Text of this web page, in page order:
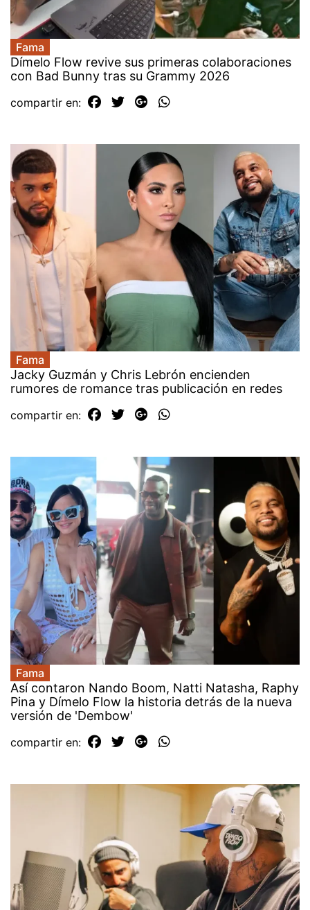
Fama
Dímelo Flow revive sus primeras colaboraciones
con Bad Bunny tras su Grammy 2026
compartir en:
Fama
Jacky Guzmán y Chris Lebrón encienden
rumores de romance tras publicación en redes
compartir en:
Fama
Así contaron Nando Boom, Natti Natasha, Raphy
Pina y Dímelo Flow la historia detrás de la nueva
versión de 'Dembow'
compartir en: